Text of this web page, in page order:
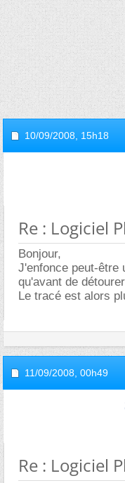
10/09/2008, 15h18
Re : Logiciel
Bonjour,
J'enfonce peut-être
qu'avant de
Le tracé est alors
11/09/2008, 00h49
Re : Logiciel